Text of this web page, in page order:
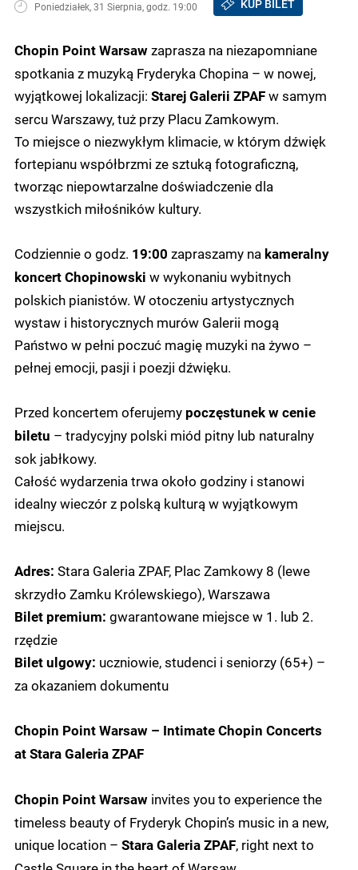
Poniedziałek, 31 Sierpnia, godz. 19:00 KUP BILET
Chopin Point Warsawzaprasza na niezapomniane
spotkania z muzyką Fryderyka Chopina – w nowej,
wyjątkowej lokalizacji: Starej Galerii ZPAFw samym
sercu Warszawy, tuż przy Placu Zamkowym.
To miejsce o niezwykłym klimacie, w którym dźwięk
fortepianu współbrzmi ze sztuką fotograficzną,
tworząc niepowtarzalne doświadczenie dla
wszystkich miłośników kultury.
Codziennie o godz. 19:00 zapraszamy na kameralny
koncert Chopinowski w wykonaniu wybitnych
polskich pianistów. W otoczeniu artystycznych
wystaw i historycznych murów Galerii mogą
Państwo w pełni poczuć magię muzyki na żywo –
pełnej emocji, pasji i poezji dźwięku.
Przed koncertem oferujemy poczęstunek w cenie
biletu – tradycyjny polski miód pitny lub naturalny
sok jabłkowy.
Całość wydarzenia trwa około godziny i stanowi
idealny wieczór z polską kulturą w wyjątkowym
miejscu.
Adres: Stara Galeria ZPAF, Plac Zamkowy 8 (lewe
skrzydło Zamku Królewskiego), Warszawa
Bilet premium: gwarantowane miejsce w 1. lub 2.
rzędzie
Bilet ulgowy: uczniowie, studenci i seniorzy (65+) –
za okazaniem dokumentu
Chopin Point Warsaw – Intimate Chopin Concerts
at Stara Galeria ZPAF
Chopin Point Warsaw invites you to experience the
timeless beauty of Fryderyk Chopin’s music in a new,
unique location – Stara Galeria ZPAF, right next to